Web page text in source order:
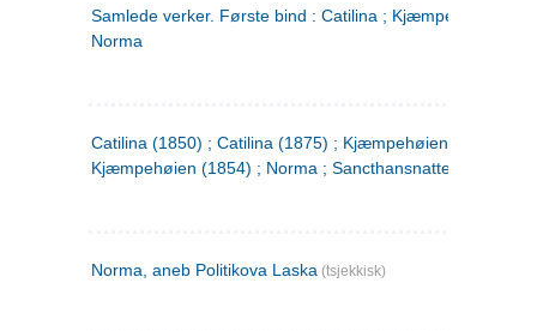
Samlede verker. Første bind : Catilina ; Kjæmpehøien ;
Norma
Catilina (1850) ; Catilina (1875) ; Kjæmpehøien (1850) ;
Kjæmpehøien (1854) ; Norma ; Sancthansnatten
Norma, aneb Politikova Laska (tsjekkisk)